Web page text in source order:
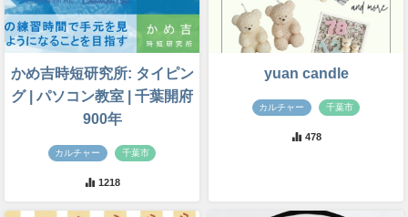
かめ吉時短研究所: タイピン
グ | パソコン教室 | 千葉開府
900年
カルチャー 千葉市
1218
yuan candle
カルチャー 千葉市
478